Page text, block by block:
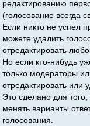
редактированию
(голосование всегда
Если никто не успел
можете удалить
отредактировать
Но если кто-нибудь
только модераторы
отредактировать или
Это сделано для
менять варианты
голосования.